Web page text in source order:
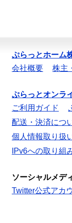
ぷらっとホーム
会社概要
株主
ぷらっとオンラ
ご利用ガイド
配送・決済につ
個人情報取り扱
IPv6への取り組
ソーシャルメデ
Twitter公式アカ